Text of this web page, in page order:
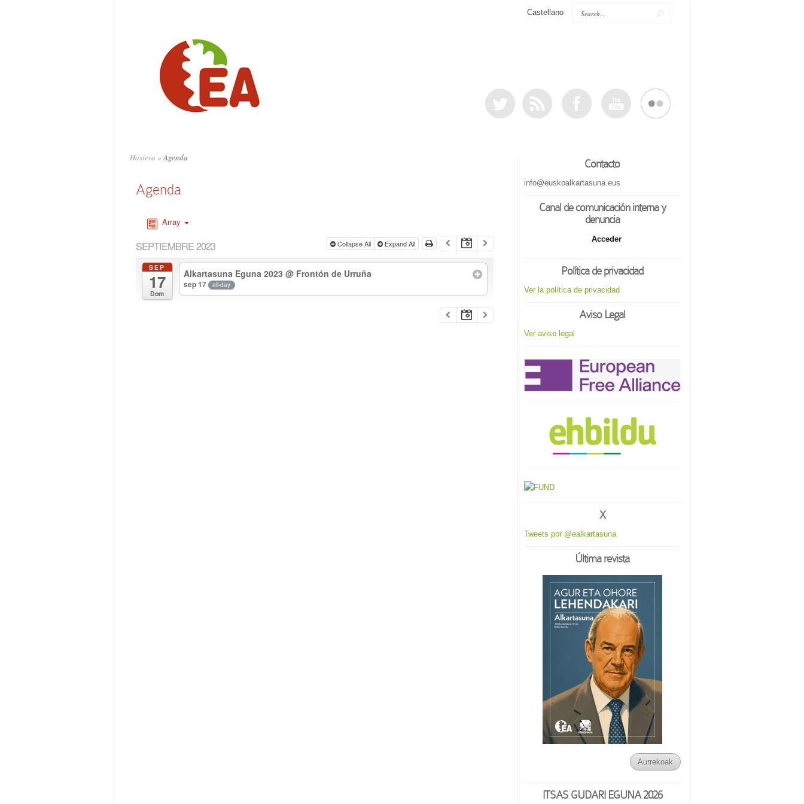
Castellano
Hasiera »Agenda
Agenda
Array
SEPTIEMBRE 2023 Collapse All Expand All
SEP
17
Dom
Alkartasuna Eguna 2023@ Frontón de Urruña
sep 17 all-day
Contacto
info@euskoalkartasuna.eus
Canal de comunicación interna y
denuncia
Acceder
Política de privacidad
Ver la política de privacidad
Aviso Legal
Ver aviso legal
X
Tweets por @ealkartasuna
Última revista
Aurrekoak
ITSAS GUDARI EGUNA 2026